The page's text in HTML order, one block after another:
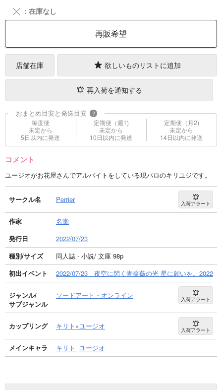
╳ ：在庫なし
再販希望
店舗在庫 欲しいものリストに追加
再入荷を通知する
おまとめ目安と発送目安 ?
毎度便
未定から
5日以内に発送
定期便（週1)
未定から
10日以内に発送
定期便（月2)
未定から
14日以内に発送
コメント
ユージオがお花屋さんでアルバイトをしている現パロのキリユジです。
サークル名 Perrier 入荷アラート
作家
名瀬
発行日
2022/07/23
種別/サイズ
同人誌 - 小説/ 文庫 98p
初出イベント
2022/07/23 夜空に閃く青薔薇の光 星に願いを。2022
ジャンル/
サブジャンル
ソードアート・オンライン 入荷アラート
カップリング キリト×ユージオ 入荷アラート
メインキャラ キリト ユージオ